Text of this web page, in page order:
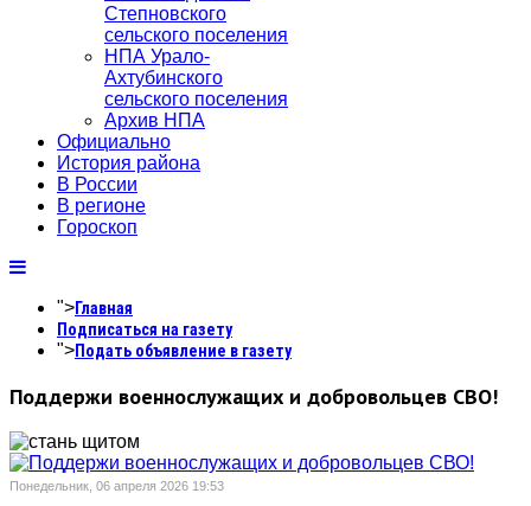
Степновского
сельского поселения
НПА Урало-
Ахтубинского
сельского поселения
Архив НПА
Официально
История района
В России
В регионе
Гороскоп
">Главная
Подписаться на газету
">Подать объявление в газету
Поддержи военнослужащих и добровольцев СВО!
Понедельник, 06 апреля 2026 19:53